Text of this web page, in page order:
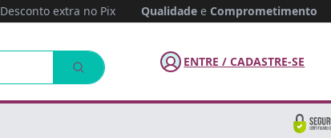
Desconto extra no Pix Qualidadee Comprometimento
ENTRE / CADASTRE-SE